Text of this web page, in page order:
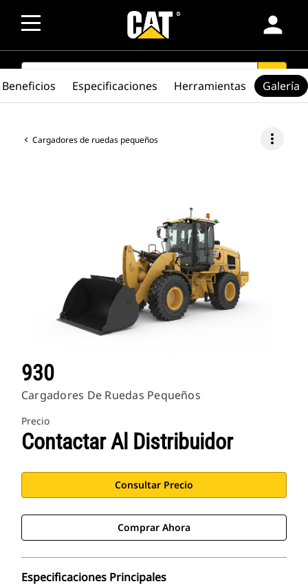
person
SEARCH search
Cargadores de ruedas pequeños more_vert
930
Cargadores De Ruedas Pequeños
Precio
Contactar Al Distribuidor
Consultar Precio
Comprar Ahora
Especificaciones Principales
Beneficios Especificaciones Herramientas Galería